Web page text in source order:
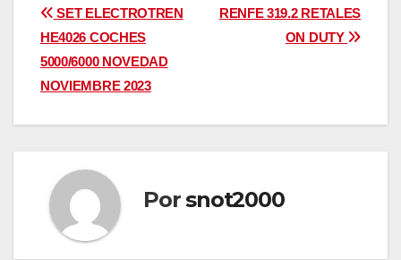
Navegación
de
entradas
RENFE 319.2 RETALES
ON DUTY
SET ELECTROTREN
HE4026 COCHES
5000/6000 NOVEDAD
NOVIEMBRE 2023
Porsnot2000